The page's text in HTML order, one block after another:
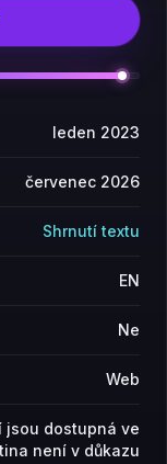
leden 2023
červenec 2026
Shrnutí textu
EN
Ne
Web
jsou dostupná ve
není v důkazu